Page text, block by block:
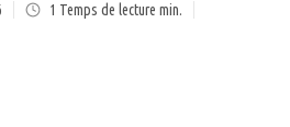
1 Temps de lecture min.